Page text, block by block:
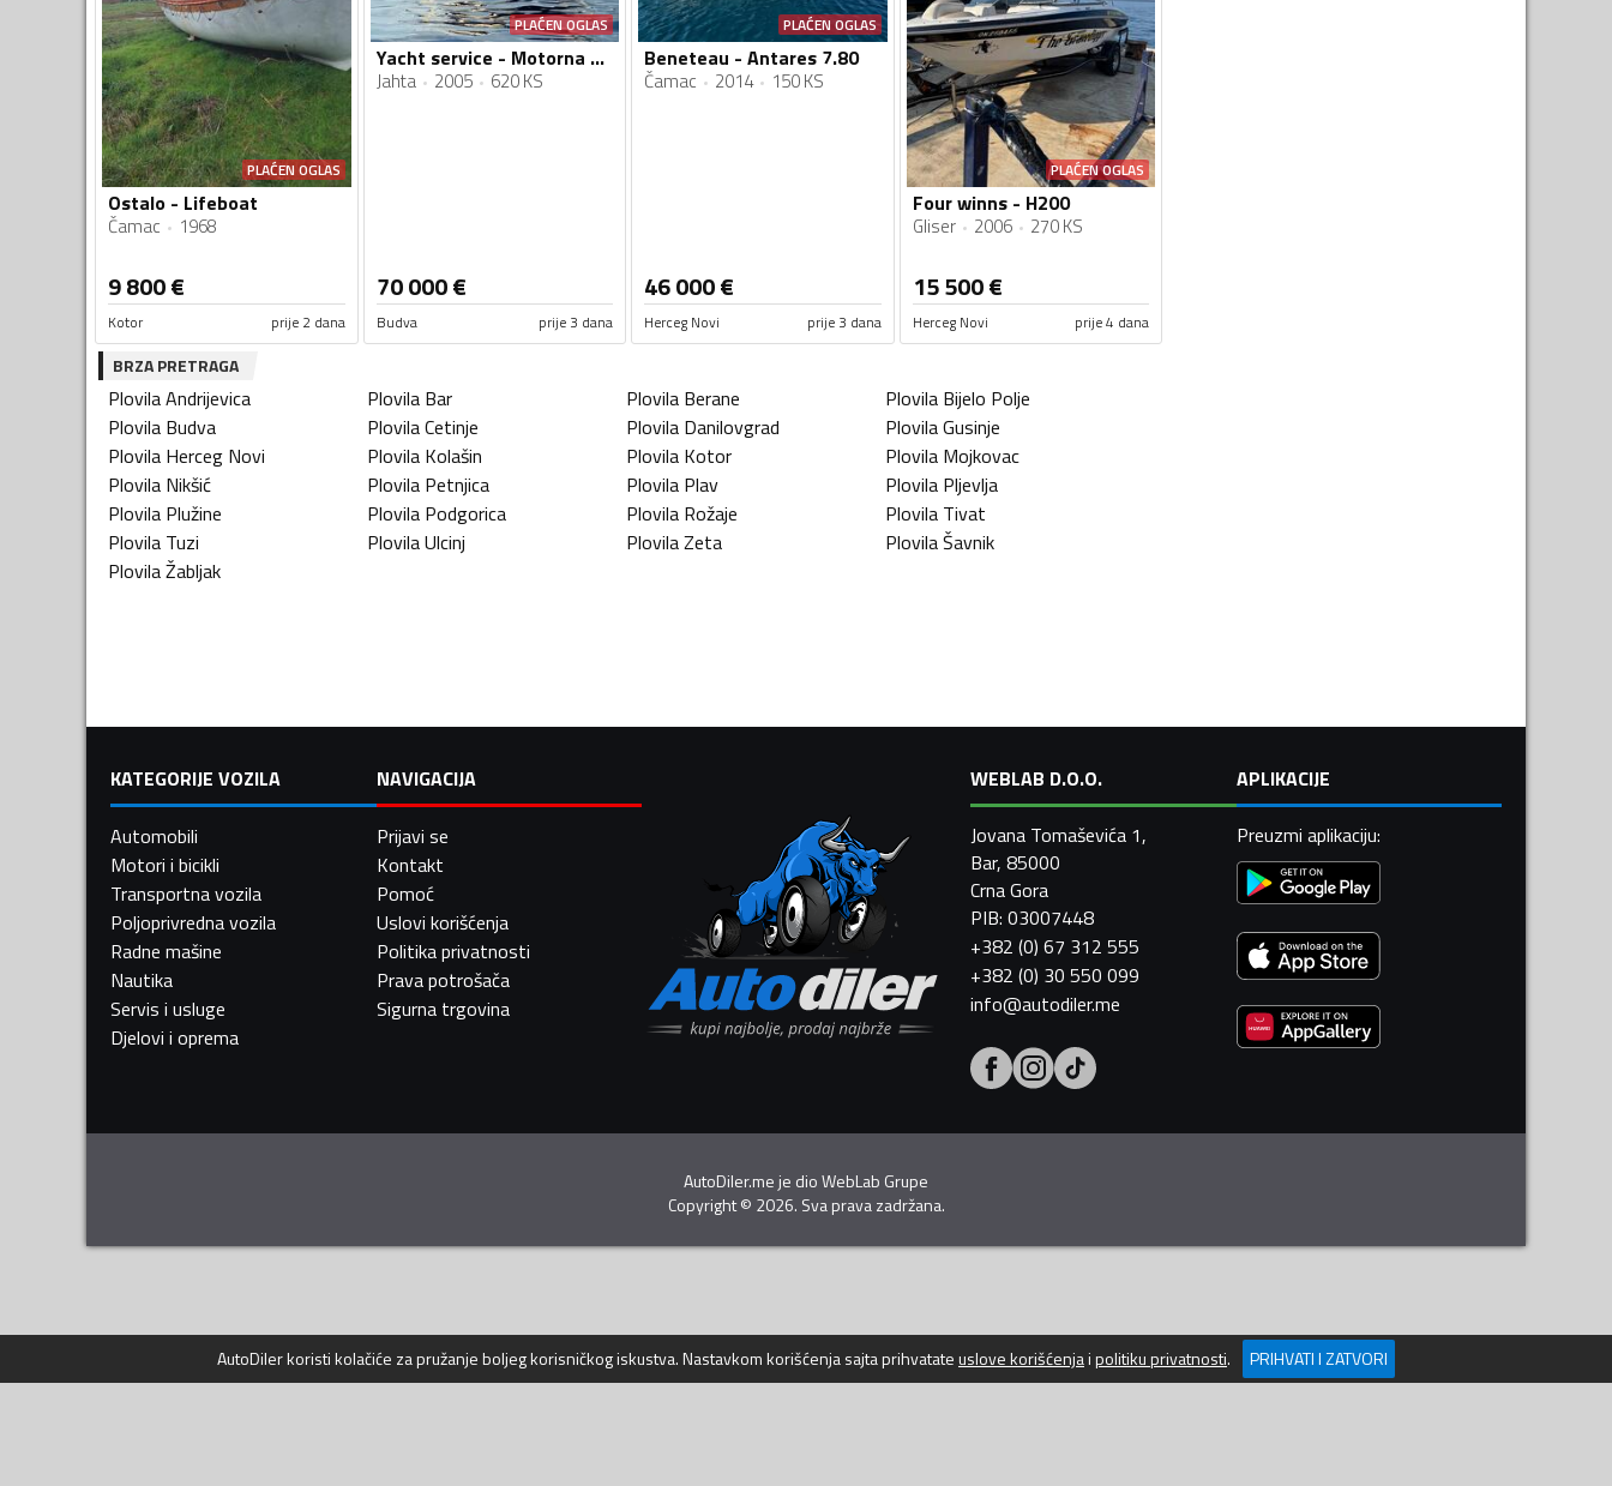
PLAĆEN OGLAS
Ostalo - Lifeboat
Čamac 1968
9 800€
Kotor prije 2 dana
PLAĆEN OGLAS
Yacht service - Motorna yahta Marco Polo 12
Jahta 2005 620 KS
70 000€
Budva prije 3 dana
PLAĆEN OGLAS
Beneteau - Antares 7.80
Čamac 2014 150 KS
46 000€
Herceg Novi prije 3 dana
PLAĆEN OGLAS
Four winns - H200
Gliser 2006 270 KS
15 500€
Herceg Novi prije 4 dana
BRZA PRETRAGA
PlovilaAndrijevica Plovila Bar Plovila Berane Plovila Bijelo Polje
Plovila Budva PlovilaCetinje Plovila Danilovgrad PlovilaGusinje
Plovila Herceg Novi Plovila Kolašin Plovila Kotor Plovila Mojkovac
Plovila Nikšić Plovila Petnjica Plovila Plav Plovila Pljevlja
Plovila Plužine Plovila Podgorica Plovila Rožaje Plovila Tivat
Plovila Tuzi PlovilaUlcinj PlovilaZeta PlovilaŠavnik
PlovilaŽabljak
KATEGORIJE VOZILA
Automobili
Motori i bicikli
Transportna vozila
Poljoprivredna vozila
Radne mašine
Nautika
Servis i usluge
Djelovi i oprema
NAVIGACIJA
Prijavi se
Kontakt
Pomoć
Uslovi korišćenja
Politika privatnosti
Prava potrošača
Sigurna trgovina
WEBLAB D.O.O.
Jovana Tomaševića 1,
Bar, 85000
Crna Gora
PIB: 03007448
+382 (0) 67 312 555
+382 (0) 30 550 099
info@autodiler.me
APLIKACIJE
Preuzmi aplikaciju:
AutoDiler.me je dioWebLab Grupe
Copyright© 2026. Sva prava zadržana.
AutoDilerkoristi kolačiće za pružanje boljeg korisničkog iskustva. Nastavkom korišćenja sajta prihvatateuslove korišćenjaipolitiku privatnosti. PRIHVATI I ZATVORI